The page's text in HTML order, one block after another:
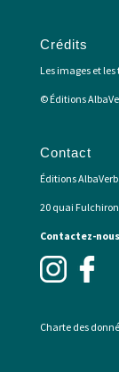
Crédits
Les images et les
© Éditions
Contact
Éditions
20 quai Fulchiron
Contactez-nous
Charte des